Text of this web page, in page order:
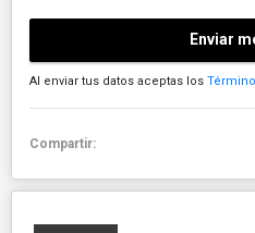
Enviar
Al enviar tus datos aceptas los
Compartir: